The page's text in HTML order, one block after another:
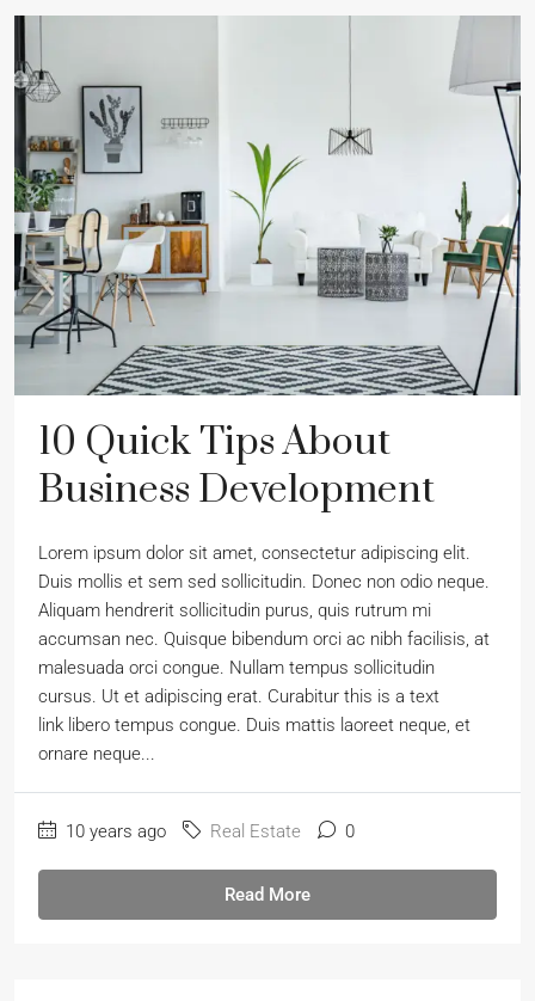
10 Quick Tips About
Business Development
Lorem ipsum dolor sit amet, consectetur adipiscing elit.
Duis mollis et sem sed sollicitudin. Donec non odio neque.
Aliquam hendrerit sollicitudin purus, quis rutrum mi
accumsan nec. Quisque bibendum orci ac nibh facilisis, at
malesuada orci congue. Nullam tempus sollicitudin
cursus. Ut et adipiscing erat. Curabitur this is a text
link libero tempus congue. Duis mattis laoreet neque, et
ornare neque...
10 years ago Real Estate 0
Read More